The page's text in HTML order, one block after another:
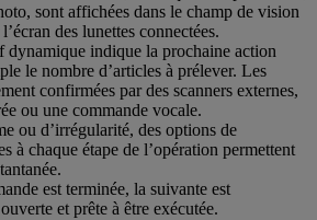
sont affichées dans le champ de vision
des lunettes connectées.
dynamique indique la prochaine action
le nombre d’articles à prélever. Les
confirmées par des scanners externes,
ou une commande vocale.
ou d’irrégularité, des options de
à chaque étape de l’opération permettent
est terminée, la suivante est
et prête à être exécutée.